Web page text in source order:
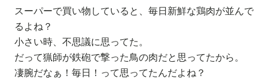
スーパーで買い物していると、毎日新鮮な鶏肉が並んで
るよね？
小さい時、不思議に思ってた。
だって猟師が鉄砲で撃った鳥の肉だと思ってたから。
凄腕だなぁ！毎日！って思ってたんだよね？